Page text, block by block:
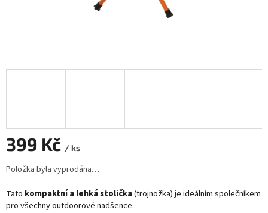
399 Kč / ks
Měrná
cena:
Položka byla vyprodána…
Tato kompaktní a lehká stolička(trojnožka) je ideálním společníkem
pro všechny outdoorové nadšence.